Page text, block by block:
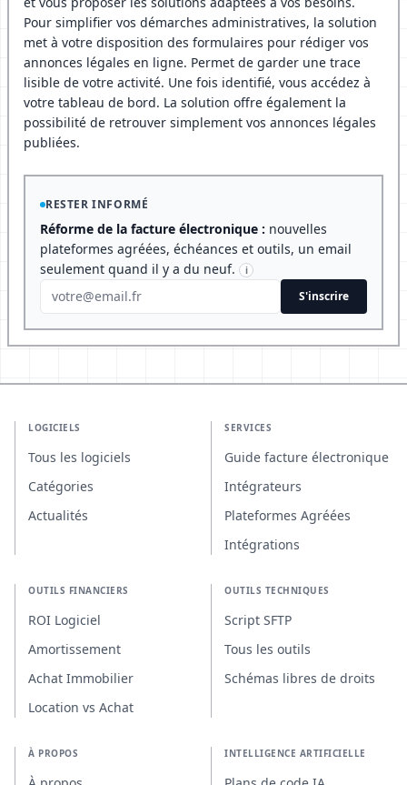
Pour simplifier vos démarches administratives, la solution
met à votre disposition des formulaires pour rédiger vos
annonces légales en ligne. Permet de garder une trace
lisible de votre activité. Une fois identifié, vous accédez à
votre tableau de bord. La solution offre également la
possibilité de retrouver simplement vos annonces légales
publiées.
RESTER INFORMÉ
Réforme de la facture électronique : nouvelles
plateformes agréées, échéances et outils, un email
seulement quand il y a du neuf.
i
S'inscrire
LOGICIELS
Tous les logiciels
Catégories
Actualités
SERVICES
Guide facture électronique
Intégrateurs
Plateformes Agréées
Intégrations
OUTILS FINANCIERS
ROI Logiciel
Amortissement
Achat Immobilier
Location vs Achat
OUTILS TECHNIQUES
Script SFTP
Tous les outils
Schémas libres de droits
À PROPOS INTELLIGENCE ARTIFICIELLE